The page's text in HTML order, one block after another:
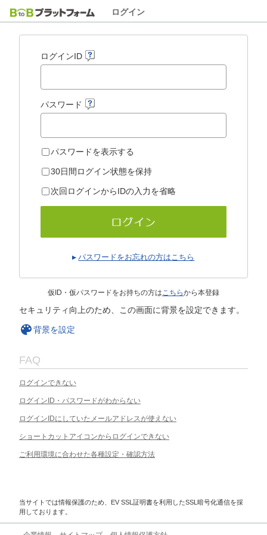
ログイン
ログインID
パスワード
パスワードを表示する
30日間ログイン状態を保持
次回ログインからIDの入力を省略
パスワードをお忘れの方はこちら
仮ID・仮パスワードをお持ちの方はこちらから本登録
セキュリティ向上のため、この画面に背景を設定できます。
背景を設定
FAQ
ログインできない
ログインID・パスワードがわからない
ログインIDにしていたメールアドレスが使えない
ショートカットアイコンからログインできない
ご利用環境に合わせた各種設定・確認方法
当サイトでは情報保護のため、EV SSL証明書を利用したSSL暗号化通信を採
用しております。